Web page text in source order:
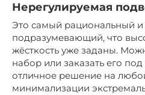
Нерегулируемая
Это самый рациональный и
подразумевающий, что
жёсткость уже заданы.
набор или заказать его
отличное решение на
минимализации